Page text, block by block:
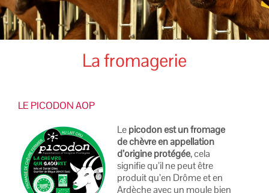
La fromagerie
LE PICODON AOP
Lepicodon est un fromage
de chèvre en appellation
d’origine protégée, cela
signifie qu’il ne peut être
produit qu’en Drôme et en
Ardèche avec un moule bien